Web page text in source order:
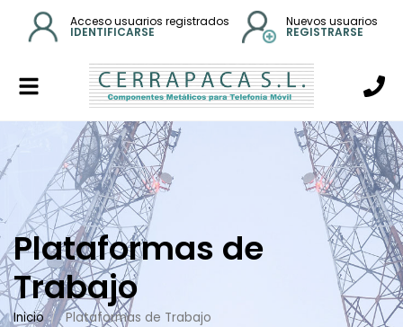
Acceso usuarios registrados
IDENTIFICARSE
Nuevos usuarios
REGISTRARSE
Alternar
navegación
Plataformas de
Trabajo
Inicio Plataformas de Trabajo